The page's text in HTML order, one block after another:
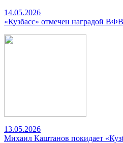
14.05.2026
«Кузбасс» отмечен наградой
13.05.2026
Михаил Каштанов покидает